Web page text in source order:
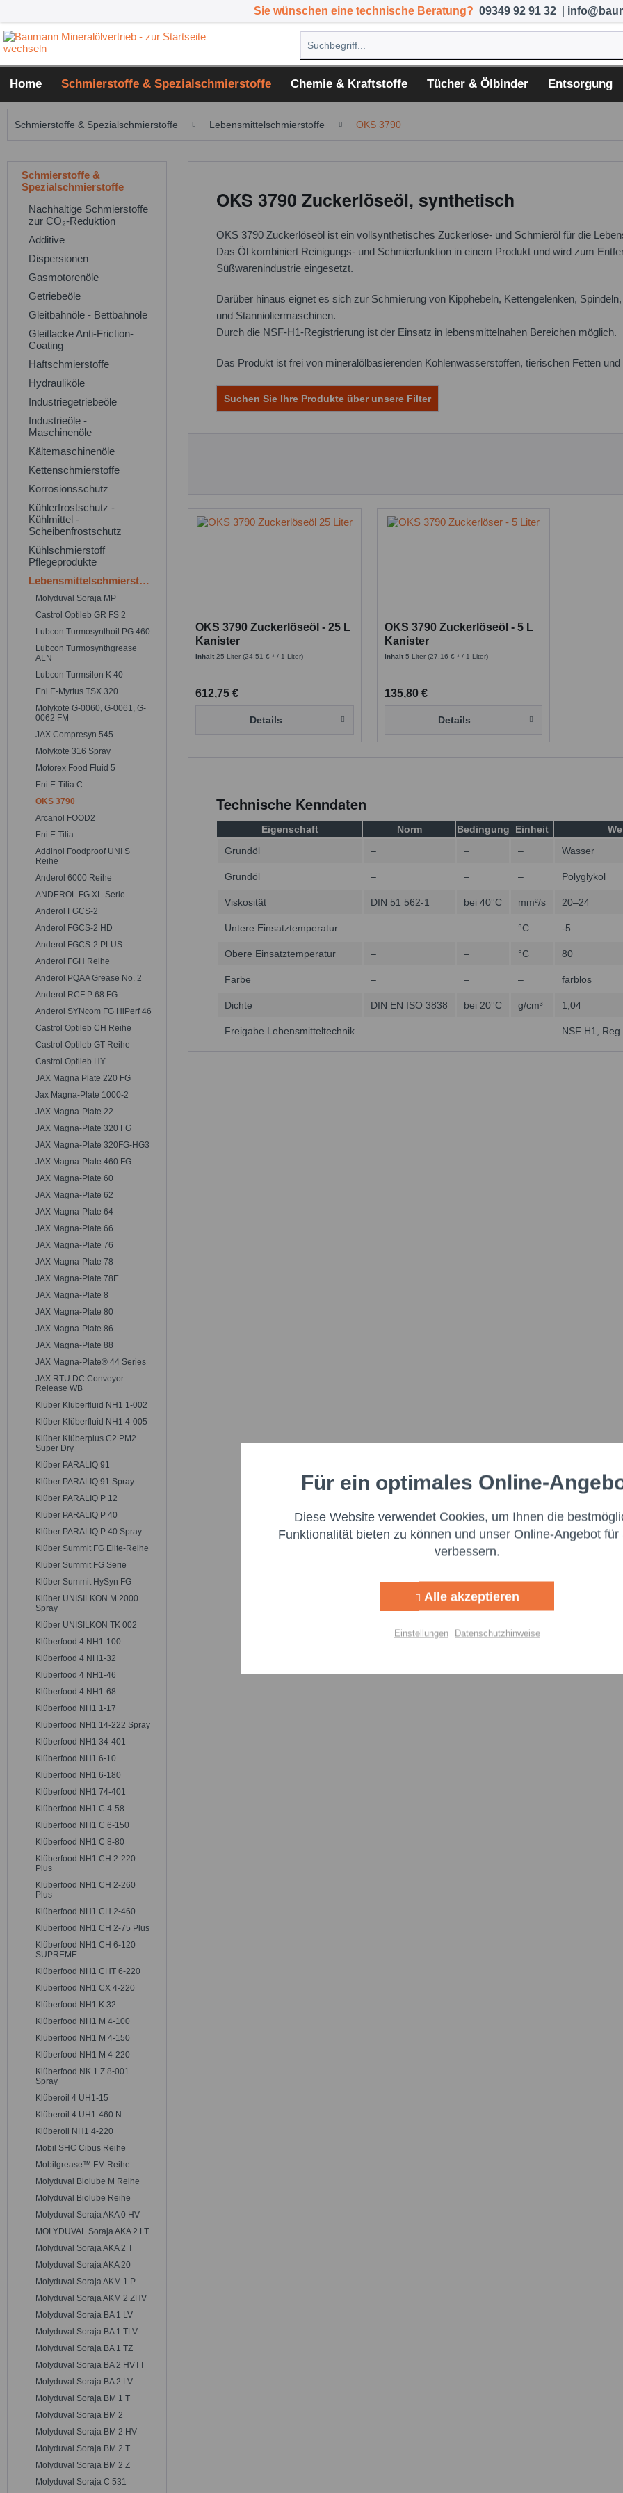
Sie wünschen eine technische Beratung? 09349 92 91 32
Home Schmierstoffe & Spezialschmierstoffe Chemie & Kraftstoffe Tücher & Ölbinder Entsorgung
Schmierstoffe & Spezialschmierstoffe Lebensmittelschmierstoffe OKS 3790
Schmierstoffe &
Spezialschmierstoffe
Nachhaltige Schmierstoffe
zur CO₂-Reduktion
Additive
Dispersionen
Gasmotorenöle
Getriebeöle
Gleitbahnöle - Bettbahnöle
Gleitlacke Anti-Friction-
Coating
Haftschmierstoffe
Hydrauliköle
Industriegetriebeöle
Industrieöle -
Maschinenöle
Kältemaschinenöle
Kettenschmierstoffe
Korrosionsschutz
Kühlerfrostschutz -
Kühlmittel -
Scheibenfrostschutz
Kühlschmierstoff
Pflegeprodukte
Lebensmittelschmierstoffe
Molyduval Soraja MP
Castrol Optileb GR FS 2
Lubcon Turmosynthoil PG 460
Lubcon Turmosynthgrease
ALN
Lubcon Turmsilon K 40
Eni E-Myrtus TSX 320
Molykote G-0060, G-0061, G-
0062 FM
JAX Compresyn 545
Molykote 316 Spray
Motorex Food Fluid 5
Eni E-Tilia C
OKS 3790
Arcanol FOOD2
Eni E Tilia
Addinol Foodproof UNI S
Reihe
Anderol 6000 Reihe
ANDEROL FG XL-Serie
Anderol FGCS-2
Anderol FGCS-2 HD
Anderol FGCS-2 PLUS
Anderol FGH Reihe
Anderol PQAA Grease No. 2
Anderol RCF P 68 FG
Anderol SYNcom FG HiPerf 46
Castrol Optileb CH Reihe
Castrol Optileb GT Reihe
Castrol Optileb HY
JAX Magna Plate 220 FG
Jax Magna-Plate 1000-2
JAX Magna-Plate 22
JAX Magna-Plate 320 FG
JAX Magna-Plate 320FG-HG3
JAX Magna-Plate 460 FG
JAX Magna-Plate 60
JAX Magna-Plate 62
JAX Magna-Plate 64
JAX Magna-Plate 66
JAX Magna-Plate 76
JAX Magna-Plate 78
JAX Magna-Plate 78E
JAX Magna-Plate 8
JAX Magna-Plate 80
JAX Magna-Plate 86
JAX Magna-Plate 88
JAX Magna-Plate® 44 Series
JAX RTU DC Conveyor
Release WB
Klüber Klüberfluid NH1 1-002
Klüber Klüberfluid NH1 4-005
Klüber Klüberplus C2 PM2
Super Dry
Klüber PARALIQ 91
Klüber PARALIQ 91 Spray
Klüber PARALIQ P 12
Klüber PARALIQ P 40
Klüber PARALIQ P 40 Spray
Klüber Summit FG Elite-Reihe
Klüber Summit FG Serie
Klüber Summit HySyn FG
Klüber UNISILKON M 2000
Spray
Klüber UNISILKON TK 002
Klüberfood 4 NH1-100
Klüberfood 4 NH1-32
Klüberfood 4 NH1-46
Klüberfood 4 NH1-68
Klüberfood NH1 1-17
Klüberfood NH1 14-222 Spray
Klüberfood NH1 34-401
Klüberfood NH1 6-10
Klüberfood NH1 6-180
Klüberfood NH1 74-401
Klüberfood NH1 C 4-58
Klüberfood NH1 C 6-150
Klüberfood NH1 C 8-80
Klüberfood NH1 CH 2-220
Plus
Klüberfood NH1 CH 2-260
Plus
Klüberfood NH1 CH 2-460
Klüberfood NH1 CH 2-75 Plus
Klüberfood NH1 CH 6-120
SUPREME
Klüberfood NH1 CHT 6-220
Klüberfood NH1 CX 4-220
Klüberfood NH1 K 32
Klüberfood NH1 M 4-100
Klüberfood NH1 M 4-150
Klüberfood NH1 M 4-220
Klüberfood NK 1 Z 8-001
Spray
Klüberoil 4 UH1-15
Klüberoil 4 UH1-460 N
Klüberoil NH1 4-220
Mobil SHC Cibus Reihe
Mobilgrease™ FM Reihe
Molyduval Biolube M Reihe
Molyduval Biolube Reihe
Molyduval Soraja AKA 0 HV
MOLYDUVAL Soraja AKA 2 LT
Molyduval Soraja AKA 2 T
Molyduval Soraja AKA 20
Molyduval Soraja AKM 1 P
Molyduval Soraja AKM 2 ZHV
Molyduval Soraja BA 1 LV
Molyduval Soraja BA 1 TLV
Molyduval Soraja BA 1 TZ
Molyduval Soraja BA 2 HVTT
Molyduval Soraja BA 2 LV
Molyduval Soraja BM 1 T
Molyduval Soraja BM 2
Molyduval Soraja BM 2 HV
Molyduval Soraja BM 2 T
Molyduval Soraja BM 2 Z
Molyduval Soraja C 531
OKS 3790 Zuckerlöseöl, synthetisch
OKS 3790 Zuckerlöseöl ist ein vollsynthetisches Zuckerlöse- und Schmieröl für die
Das Öl kombiniert Reinigungs- und Schmierfunktion in einem Produkt und wird zum
Süßwarenindustrie eingesetzt.
Darüber hinaus eignet es sich zur Schmierung von Kipphebeln, Kettengelenken,
und Stannioliermaschinen.
Durch die NSF-H1-Registrierung ist der Einsatz in lebensmittelnahen Bereichen möglich.
Das Produkt ist frei von mineralölbasierenden Kohlenwasserstoffen, tierischen Fetten
Suchen Sie Ihre Produkte über unsere Filter
OKS 3790 Zuckerlöseöl - 25 L
Kanister
Inhalt25 Liter(24,51 € * / 1 Liter)
612,75 €
Details
OKS 3790 Zuckerlöseöl - 5 L
Kanister
Inhalt 5 Liter (27,16 € * / 1 Liter)
135,80 €
Details
Technische Kenndaten
Eigenschaft Norm Bedingung Einheit
Grundöl
– – – Wasser
Grundöl – – – Polyglykol
Viskosität DIN 51 562-1 bei 40°C mm²/s 20–24
Untere Einsatztemperatur – – °C -5
Obere Einsatztemperatur – – °C 80
Farbe – – – farblos
Dichte DIN EN ISO 3838 bei 20°C g/cm³ 1,04
Freigabe Lebensmitteltechnik – – – NSF H1,
Funktionale Aktiv
Marketing Aktiv
Für ein optimales Online-
Diese Website verwendet Cookies, um Ihnen die
Funktionalität bieten zu können und unser Online-Angebot für
verbessern.
Alle akzeptieren
Einstellungen Datenschutzhinweise